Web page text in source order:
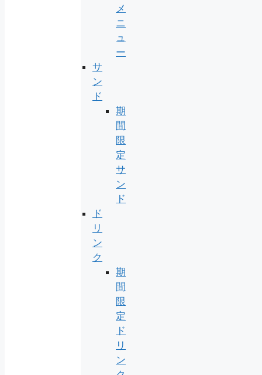
メ
ニ
ュ
ー
サ
ン
ド
期
間
限
定
サ
ン
ド
ド
リ
ン
ク
期
間
限
定
ド
リ
ン